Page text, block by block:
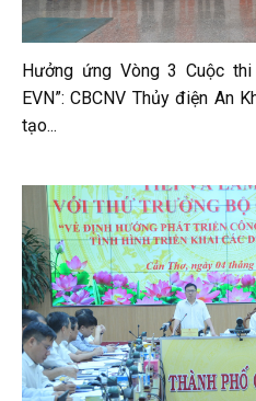
Hưởng ứng Vòng 3 Cuộc
EVN”: CBCNV Thủy điện An
tạo...